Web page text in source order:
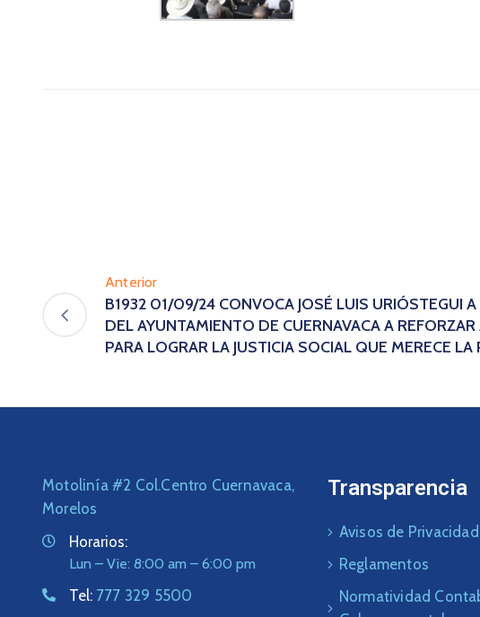
Anterior
B1932 01/09/24 CONVOCA JOSÉ LUIS URIÓSTEGUI
DEL AYUNTAMIENTO DE CUERNAVACA A REFORZAR
PARA LOGRAR LA JUSTICIA SOCIAL QUE MERECE
Motolinía #2 Col.Centro Cuernavaca,
Morelos
Horarios:
Lun – Vie: 8:00 am – 6:00 pm
Tel: 777 329 5500
Transparencia
Avisos de Privacidad
Reglamentos
Normatividad